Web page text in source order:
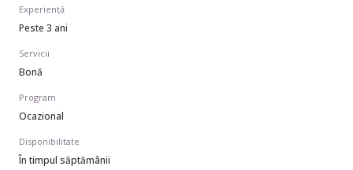
Experiență
Peste 3 ani
Servicii
Bonă
Program
Ocazional
Disponibilitate
În timpul săptămânii